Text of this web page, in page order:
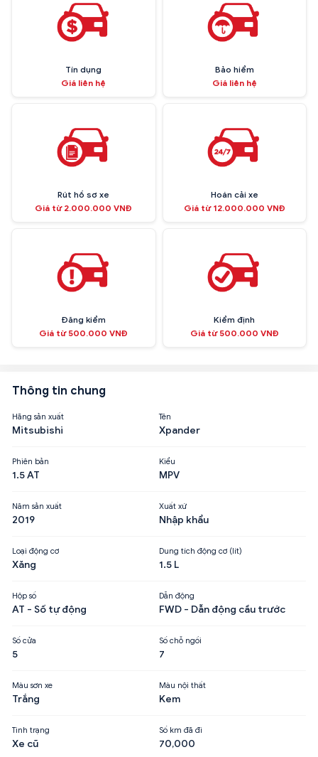
Tín dụng
Giá liên hệ
Bảo hiểm
Giá liên hệ
Rút hồ sơ xe
Giá từ 2.000.000 VNĐ
Hoán cải xe
Giá từ 12.000.000 VNĐ
Đăng kiểm
Giá từ 500.000 VNĐ
Kiểm định
Giá từ 500.000 VNĐ
Thông tin chung
Hãng sản xuất
Mitsubishi
Tên
Xpander
Phiên bản
1.5 AT
Kiểu
MPV
Năm sản xuất
2019
Xuất xứ
Nhập khẩu
Loại động cơ
Xăng
Dung tích động cơ (lít)
1.5 L
Hộp số
AT - Số tự động
Dẫn động
FWD - Dẫn động cầu trước
Số cửa
5
Số chỗ ngồi
7
Màu sơn xe
Trắng
Màu nội thất
Kem
Tình trạng
Xe cũ
Số km đã đi
70,000